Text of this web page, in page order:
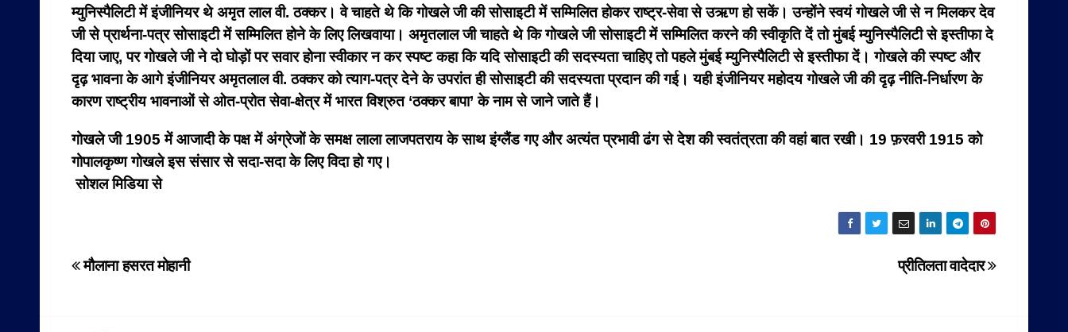
म्युनिस्पैलिटी में इंजीनियर थे अमृत लाल वी. ठक्कर। वे चाहते थे कि गोखले जी की सोसाइटी में सम्मिलित होकर राष्ट्र-सेवा से उऋण हो सकें। उन्होंने स्वयं गोखले जी से न मिलकर देव
जी से प्रार्थना-पत्र सोसाइटी में सम्मिलित होने के लिए लिखवाया। अमृतलाल जी चाहते थे कि गोखले जी सोसाइटी में सम्मिलित करने की स्वीकृति दें तो मुंबई म्युनिस्पैलिटी से इस्तीफा दे
दिया जाए, पर गोखले जी ने दो घोड़ों पर सवार होना स्वीकार न कर स्पष्ट कहा कि यदि सोसाइटी की सदस्यता चाहिए तो पहले मुंबई म्युनिस्पैलिटी से इस्तीफा दें। गोखले की स्पष्ट और
दृढ़ भावना के आगे इंजीनियर अमृतलाल वी. ठक्कर को त्याग-पत्र देने के उपरांत ही सोसाइटी की सदस्यता प्रदान की गई। यही इंजीनियर महोदय गोखले जी की दृढ़ नीति-निर्धारण के
कारण राष्ट्रीय भावनाओं से ओत-प्रोत सेवा-क्षेत्र में भारत विश्रुत ‘ठक्कर बापा’ के नाम से जाने जाते हैं।
गोखले जी 1905 में आजादी के पक्ष में अंग्रेजों के समक्ष लाला लाजपतराय के साथ इंग्लैंड गए और अत्यंत प्रभावी ढंग से देश की स्वतंत्रता की वहां बात रखी। 19 फ़रवरी 1915 को
गोपालकृष्ण गोखले इस संसार से सदा-सदा के लिए विदा हो गए।
सोशल मिडिया से
Post
प्रीतिलता वादेदार
मौलाना हसरत मोहानी